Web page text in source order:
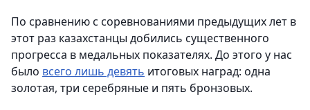
По сравнению с соревнованиями предыдущих лет в
этот раз казахстанцы добились существенного
прогресса в медальных показателях. До этого у нас
было всего лишь девять итоговых наград: одна
золотая, три серебряные и пять бронзовых.